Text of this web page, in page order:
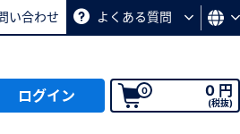
い合わせ よくある質問
ログイン 0 0 円
(税抜)